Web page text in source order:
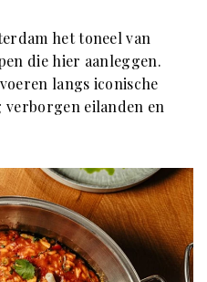
het toneel van
die hier aanleggen.
langs iconische
eilanden en